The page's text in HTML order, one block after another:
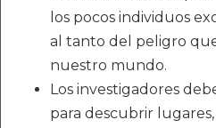
los pocos individuos
al tanto del peligro
nuestro mundo.
Los investigadores
para descubrir